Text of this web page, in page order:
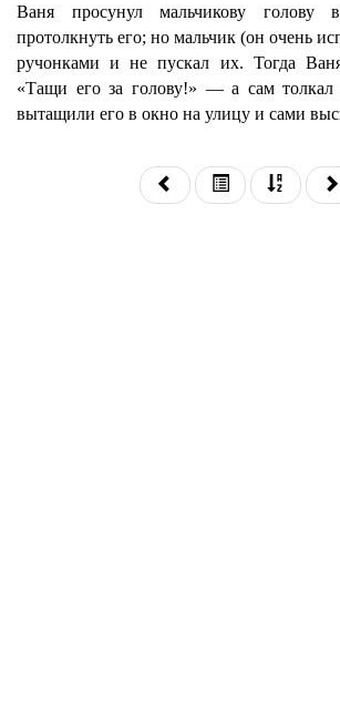
Ваня просунул мальчикову
протолкнуть его; но мальчик (он очень
ручонками и не пускал их. Тогда
«Тащи его за голову!» — а сам
вытащили его в окно на улицу и сами